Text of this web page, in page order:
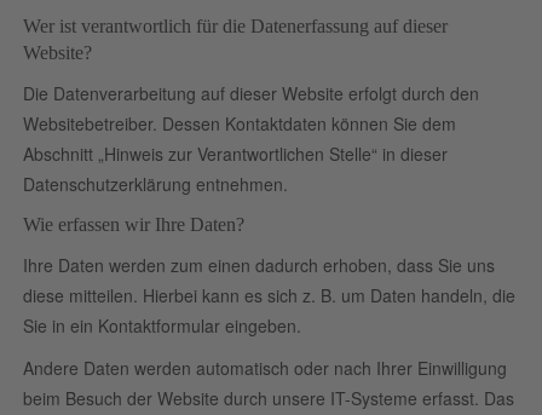
Wer ist verantwortlich für die Datenerfassung auf dieser
Website?
Die Datenverarbeitung auf dieser Website erfolgt durch den
Websitebetreiber. Dessen Kontaktdaten können Sie dem
Abschnitt „Hinweis zur Verantwortlichen Stelle“ in dieser
Datenschutzerklärung entnehmen.
Wie erfassen wir Ihre Daten?
Ihre Daten werden zum einen dadurch erhoben, dass Sie uns
diese mitteilen. Hierbei kann es sich z. B. um Daten handeln, die
Sie in ein Kontaktformular eingeben.
Andere Daten werden automatisch oder nach Ihrer Einwilligung
beim Besuch der Website durch unsere IT-Systeme erfasst. Das